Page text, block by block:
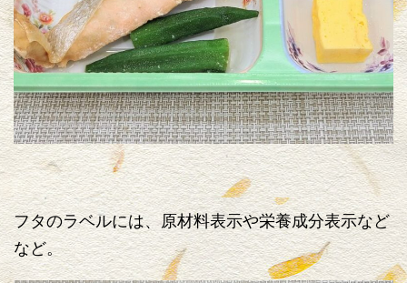
フタのラベルには、原材料表示や栄養成分表示など
など。